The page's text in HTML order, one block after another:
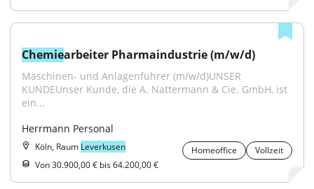
Chemiearbeiter Pharmaindustrie (m/w/d)
Maschinen- und Anlagenführer (m/w/d)UNSER
KUNDEUnser Kunde, die A. Nattermann & Cie. GmbH, ist
ein...
Herrmann Personal
Köln, Raum Leverkusen Homeoffice
Vollzeit
Von 30.900,00 € bis 64.200,00 €